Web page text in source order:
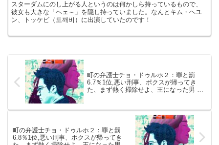
スターダムにのし上がる人というのは何かしら持っているもので、
彼女も大きな「ヘェ～」を隠し持っていました。なんとキム・ヘユ
ン、トッケビ（도깨비）に出演していたのです！
町の弁護士チョ・ドゥルホ２：罪と罰
6.7％1位,悪い刑事、ポクスが帰ってき
た、まず熱く掃除せよ、王になった男 視
町の弁護士チョ・ドゥルホ２：罪と罰
6.8％1位,悪い刑事、ポクスが帰ってき